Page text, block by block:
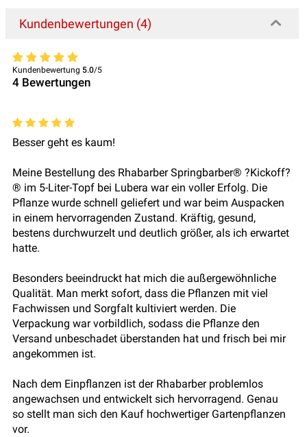
Kundenbewertungen (4)
Kundenbewertung 5.0/5
4 Bewertungen
Besser geht es kaum!
Meine Bestellung des Rhabarber Springbarber® ?Kickoff?
® im 5-Liter-Topf bei Lubera war ein voller Erfolg. Die
Pflanze wurde schnell geliefert und war beim Auspacken
in einem hervorragenden Zustand. Kräftig, gesund,
bestens durchwurzelt und deutlich größer, als ich erwartet
hatte.
Besonders beeindruckt hat mich die außergewöhnliche
Qualität. Man merkt sofort, dass die Pflanzen mit viel
Fachwissen und Sorgfalt kultiviert werden. Die
Verpackung war vorbildlich, sodass die Pflanze den
Versand unbeschadet überstanden hat und frisch bei mir
angekommen ist.
Nach dem Einpflanzen ist der Rhabarber problemlos
angewachsen und entwickelt sich hervorragend. Genau
so stellt man sich den Kauf hochwertiger Gartenpflanzen
vor.